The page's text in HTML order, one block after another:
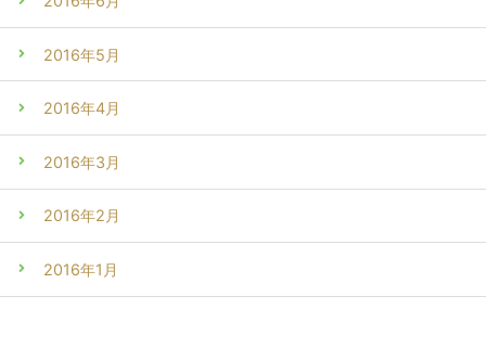
2016年5月
2016年4月
2016年3月
2016年2月
2016年1月